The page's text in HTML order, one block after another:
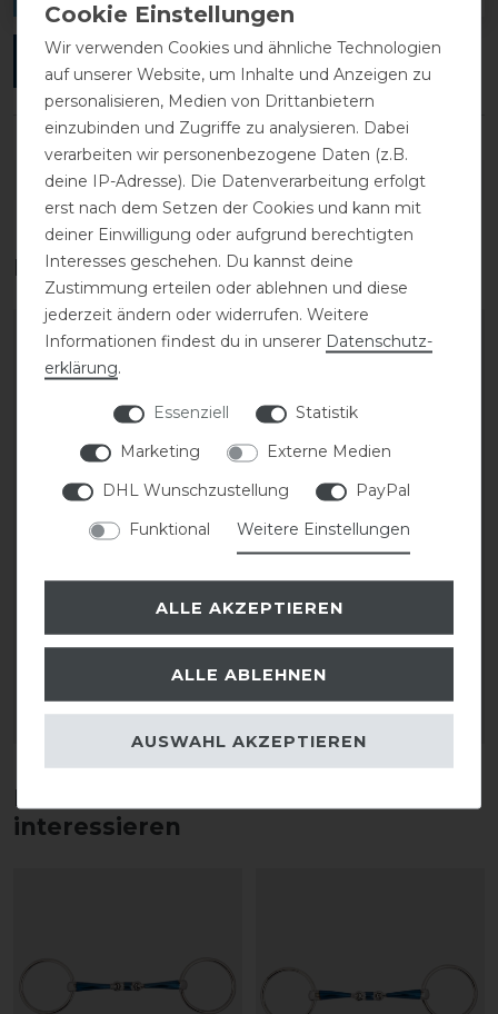
DETAILS ZUR PRODUKTSICHERHEIT
Das perfekte Zubehör für dich
-10%
18,81 € *
-10%
18,81 € *
1 Paar
Diese Produkte könnten dich auch
interessieren
Wir verwenden Cookies und ähnliche Technologien
auf unserer Website, um Inhalte und Anzeigen zu
personalisieren, Medien von Drittanbietern
einzubinden und Zugriffe zu analysieren. Dabei
verarbeiten wir personenbezogene Daten (z.B.
deine IP-Adresse). Die Datenverarbeitung erfolgt
erst nach dem Setzen der Cookies und kann mit
deiner Einwilligung oder aufgrund berechtigten
Interesses geschehen. Du kannst deine
Zustimmung erteilen oder ablehnen und diese
jederzeit ändern oder widerrufen. Weitere
Informationen findest du in unserer Daten­schutz­
erklärung.
Essenziell
Statistik
Marketing
Externe Medien
DHL Wunschzustellung
PayPal
Funktional
Weitere Einstellungen
ALLE AKZEPTIEREN
ALLE ABLEHNEN
AUSWAHL AKZEPTIEREN